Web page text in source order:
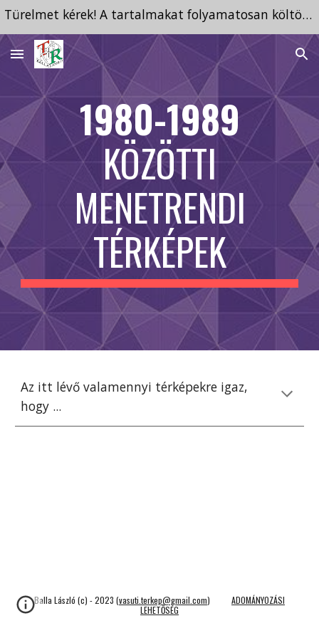
Türelmet kérek! A tartalmakat folyamatosan költöztetem ide a megszűnt tárhelyről.
1980-1989
KÖZÖTTI
MENETRENDI
TÉRKÉPEK
Az itt lévő valamennyi térképekre igaz,
hogy ...
Balla László (c) - 2023 (vasuti.terkep@gmail.com) ADOMÁNYOZÁSI
LEHETŐSÉG